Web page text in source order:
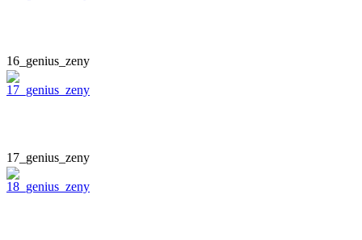
16_genius_zeny
17_genius_zeny